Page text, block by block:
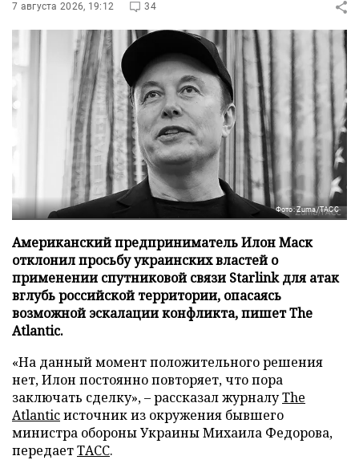
7 августа 2026, 19:12 34
Фото: Zuma/ТАСС
Американский предприниматель Илон Маск
отклонил просьбу украинских властей о
применении спутниковой связи Starlink для атак
вглубь российской территории, опасаясь
возможной эскалации конфликта, пишет The
Atlantic.
«На данный момент положительного решения
нет, Илон постоянно повторяет, что пора
заключать сделку», – рассказал журналуThe
Atlanticисточник из окружения бывшего
министра обороны Украины Михаила Федорова,
передаетТАСС.